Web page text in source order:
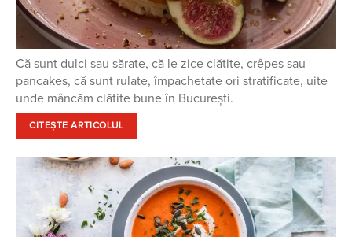
Că sunt dulci sau sărate, că le zice clătite, crêpes sau
pancakes, că sunt rulate, împachetate ori stratificate, uite
unde mâncăm clătite bune în București.
CITEȘTE ARTICOLUL